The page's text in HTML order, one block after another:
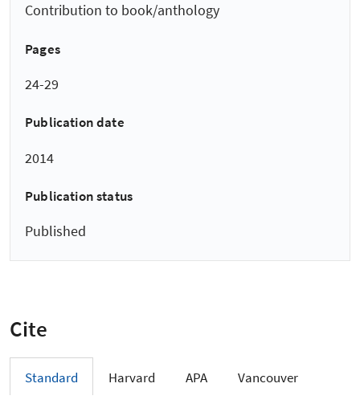
Contribution to book/anthology
Pages
24-29
Publication date
2014
Publication status
Published
Cite
Standard Harvard APA Vancouver